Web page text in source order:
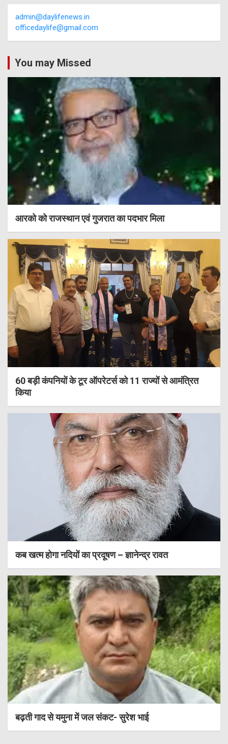
admin@daylifenews.in
officedaylife@gmail.com
You may Missed
आरको को राजस्थान एवं गुजरात का पदभार मिला
60 बड़ी कंपनियों के टूर ऑपरेटर्स को 11 राज्यों से आमंत्रित
किया
कब खत्म होगा नदियों का प्रदूषण – ज्ञानेन्द्र रावत
बढ़ती गाद से यमुना में जल संकट- सुरेश भाई